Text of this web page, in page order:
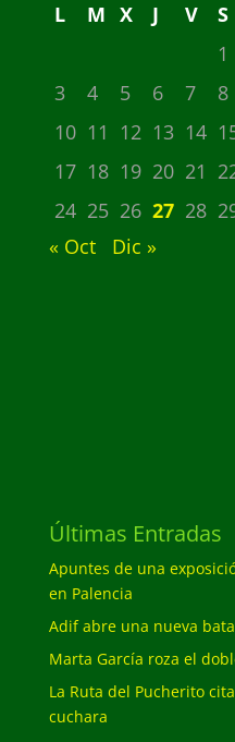
L M X J V S
1
3
4 5 6 7 8
10 11 12 13 14
17 18 19 20 21
24 25 26 27 28
« Oct
Dic »
Últimas Entradas
Apuntes de una
en Palencia
Adif abre una nueva
Marta García roza el
La Ruta del Pucherito
cuchara